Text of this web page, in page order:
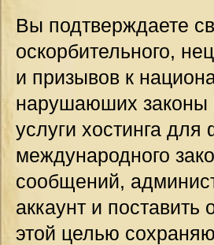
Вы подтверждаете
оскорбительного,
и призывов к
нарушаюших законы
услуги хостинга
международного
сообщений,
аккаунт и
этой целью